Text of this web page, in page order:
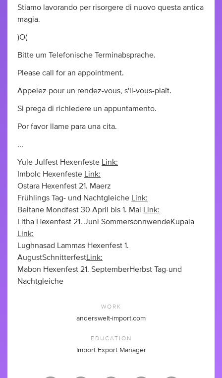
Stiamo lavorando per risorgere di nuovo questa antica
magia.
)O(
Bitte um Telefonische Terminabsprache.
Please call for an appointment.
Appelez pour un rendez-vous, s'il-vous-plaît.
Si prega di richiedere un appuntamento.
Por favor llame para una cita.
...
Yule Julfest Hexenfeste
Link:
Imbolc Hexenfeste
Link:
Ostara Hexenfest 21. Maerz
Frühlings Tag- und Nachtgleiche
Link:
Beltane Mondfest 30 April bis 1. Mai
Link:
Litha Hexenfest 21. Juni SommersonnwendeKupala
Link:
Lughnasad Lammas Hexenfest 1.
AugustSchnitterfest Link:
Mabon Hexenfest 21. SeptemberHerbst Tag-und
Nachtgleiche
WORK
anderswelt-import.com
EDUCATION
Import Export Manager